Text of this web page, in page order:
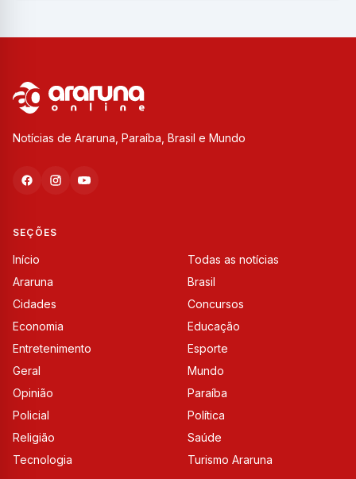
Notícias de Araruna, Paraíba, Brasil e Mundo
SEÇÕES
Início
Todas as notícias
Araruna
Brasil
Cidades
Concursos
Economia
Educação
Entretenimento
Esporte
Geral
Mundo
Opinião
Paraíba
Policial
Política
Religião
Saúde
Tecnologia
Turismo Araruna